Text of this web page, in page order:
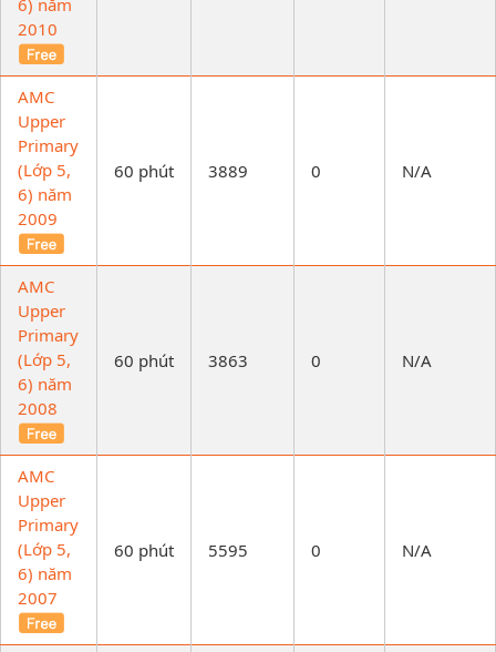
2010
AMC
Upper
Primary
(Lớp 5,
6) năm
2009
60 phút 3889 0 N/A
AMC
Upper
Primary
(Lớp 5,
6) năm
2008
60 phút 3863 0 N/A
AMC
Upper
Primary
(Lớp 5,
6) năm
2007
60 phút 5595 0 N/A